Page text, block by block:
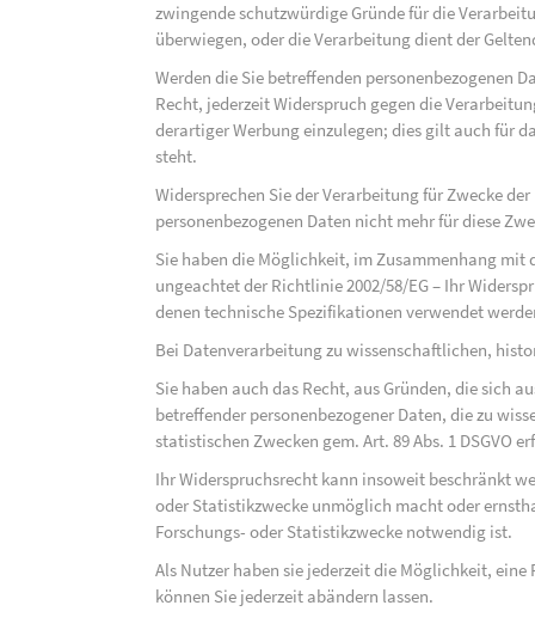
zwingende schutzwürdige Gründe für die
überwiegen, oder die Verarbeitung dient der
Werden die Sie betreffenden personenbezogenen
Recht, jederzeit Widerspruch gegen die
derartiger Werbung einzulegen; dies gilt auch für
steht.
Widersprechen Sie der Verarbeitung für Zwecke
personenbezogenen Daten nicht mehr für diese
Sie haben die Möglichkeit, im Zusammenhang
ungeachtet der Richtlinie 2002/58/EG – Ihr
denen technische Spezifikationen verwendet
Bei Datenverarbeitung zu wissenschaftlichen,
Sie haben auch das Recht, aus Gründen, die sich
betreffender personenbezogener Daten, die zu
statistischen Zwecken gem. Art. 89 Abs. 1 DSGVO
Ihr Widerspruchsrecht kann insoweit beschränkt
oder Statistikzwecke unmöglich macht oder
Forschungs- oder Statistikzwecke notwendig ist.
Als Nutzer haben sie jederzeit die Möglichkeit,
können Sie jederzeit abändern lassen.